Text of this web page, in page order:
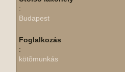
:
Budapest
Foglalkozás
:
kötõmunkás